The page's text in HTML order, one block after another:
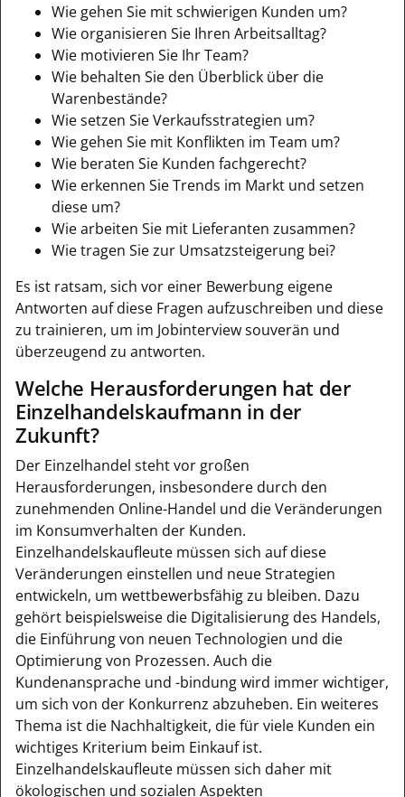
Wie gehen Sie mit schwierigen Kunden um?
Wie organisieren Sie Ihren Arbeitsalltag?
Wie motivieren Sie Ihr Team?
Wie behalten Sie den Überblick über die
Warenbestände?
Wie setzen Sie Verkaufsstrategien um?
Wie gehen Sie mit Konflikten im Team um?
Wie beraten Sie Kunden fachgerecht?
Wie erkennen Sie Trends im Markt und setzen
diese um?
Wie arbeiten Sie mit Lieferanten zusammen?
Wie tragen Sie zur Umsatzsteigerung bei?
Es ist ratsam, sich vor einer Bewerbung eigene
Antworten auf diese Fragen aufzuschreiben und diese
zu trainieren, um im Jobinterview souverän und
überzeugend zu antworten.
Welche Herausforderungen hat der
Einzelhandelskaufmann in der
Zukunft?
Der Einzelhandel steht vor großen
Herausforderungen, insbesondere durch den
zunehmenden Online-Handel und die Veränderungen
im Konsumverhalten der Kunden.
Einzelhandelskaufleute müssen sich auf diese
Veränderungen einstellen und neue Strategien
entwickeln, um wettbewerbsfähig zu bleiben. Dazu
gehört beispielsweise die Digitalisierung des Handels,
die Einführung von neuen Technologien und die
Optimierung von Prozessen. Auch die
Kundenansprache und -bindung wird immer wichtiger,
um sich von der Konkurrenz abzuheben. Ein weiteres
Thema ist die Nachhaltigkeit, die für viele Kunden ein
wichtiges Kriterium beim Einkauf ist.
Einzelhandelskaufleute müssen sich daher mit
ökologischen und sozialen Aspekten